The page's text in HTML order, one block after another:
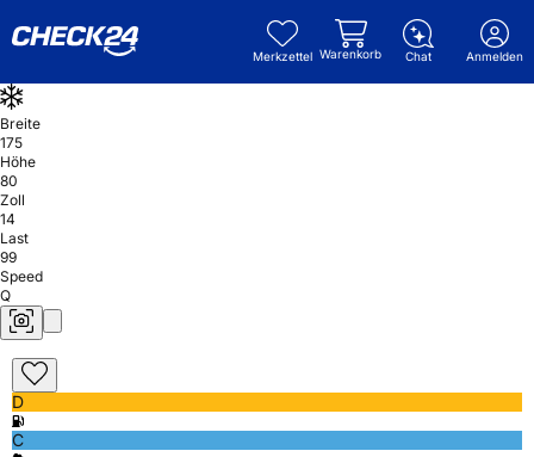
Merkzettel Warenkorb Chat Anmelden
Breite
175
Höhe
80
Zoll
14
Last
99
Speed
Q
D
C